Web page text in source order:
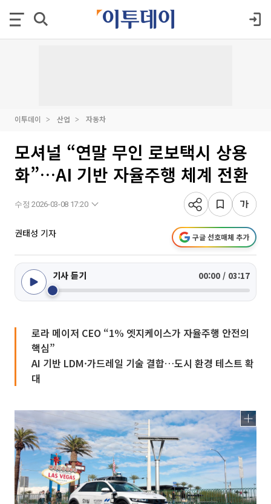
이투데이 산업 자동차
모셔널 “연말 무인 로보택시 상용
화”…AI 기반 자율주행 체계 전환
수정 2026-03-08 17:20
권태성 기자 구글 선호매체 추가
기사 듣기 00:00 / 03:17
로라 메이저 CEO “1% 엣지케이스가 자율주행 안전의
핵심”
AI 기반 LDM·가드레일 기술 결합…도시 환경 테스트 확
대